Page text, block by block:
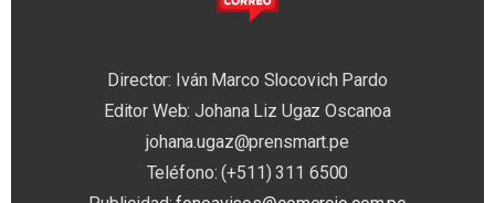
Director: Iván Marco Slocovich Pardo
Editor Web: Johana Liz Ugaz Oscanoa
johana.ugaz@prensmart.pe
Teléfono: (+511) 311 6500